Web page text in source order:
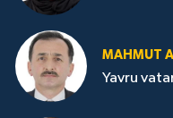
MAHMUT
Yavru